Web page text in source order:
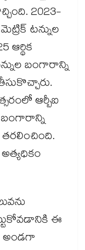
2023-
టన్నుల
ఆర్థిక
బంగారాన్ని
ఆర్బీఐ
బంగారాన్ని
ఈ
అండగా